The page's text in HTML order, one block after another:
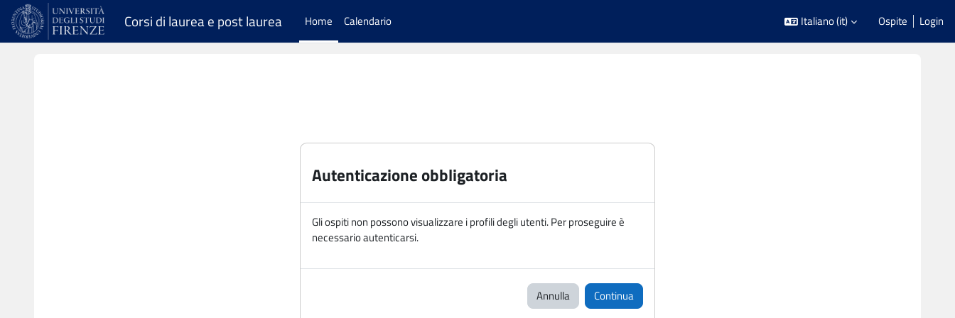
Vai al contenuto principale
Corsi di laurea e post laurea Home Calendario Italiano ‎(it)‎ Ospite Login
Autenticazione obbligatoria
Gli ospiti non possono visualizzare i profili degli utenti. Per proseguire è
necessario autenticarsi.
Annulla Continua